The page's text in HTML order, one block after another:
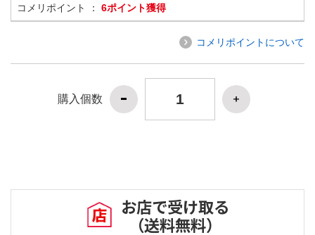
コメリポイント ： 6ポイント獲得
コメリポイントについて
購入個数
お店で受け取る
（送料無料）